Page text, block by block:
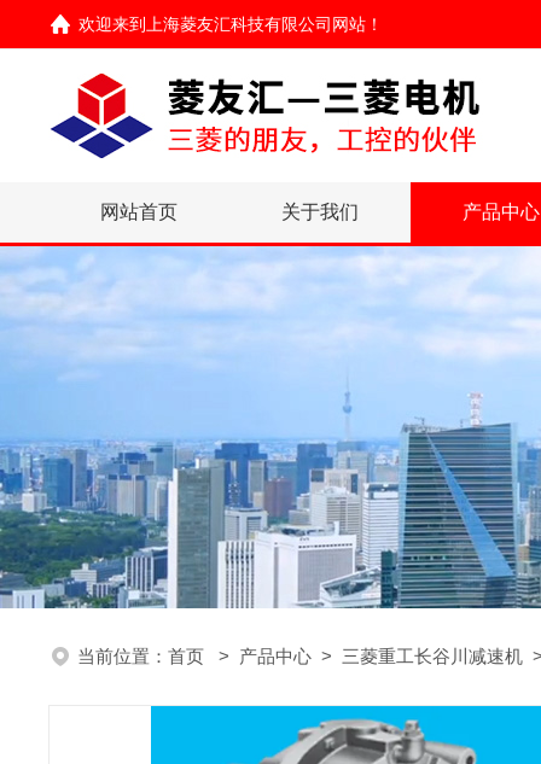
欢迎来到 上海菱友汇科技有限公司网站 ！
网站首页 关于我们 产品中心
当前位置： 首页 > 产品中心 > 三菱重工长谷川减速机